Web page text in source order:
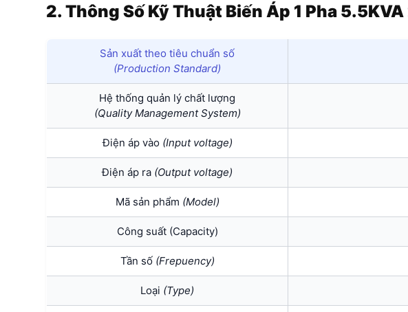
2. Thông Số Kỹ Thuật Biến Áp 1 Pha
Sản xuất theo tiêu chuẩn số
(Production Standard)
Hệ thống quản lý chất lượng
(Quality Management System)
Điện áp vào (Input voltage)
Điện áp ra (Output voltage)
Mã sản phẩm (Model)
Công suất (Capacity)
Tần số (Frepuency)
Loại (Type)